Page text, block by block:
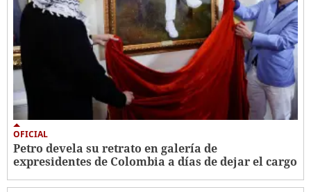
OFICIAL
Petro devela su retrato en galería de
expresidentes de Colombia a días de dejar el cargo